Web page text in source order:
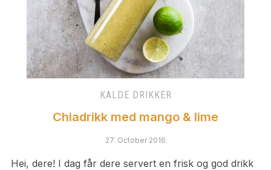
KALDE DRIKKER
Chiadrikk med mango & lime
27. October 2016
Hei, dere! I dag får dere servert en frisk og god drikk